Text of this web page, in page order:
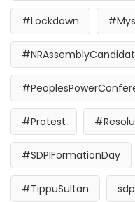
#Lockdown
#Protest
#SDPIFormationDay
#TippuSultan